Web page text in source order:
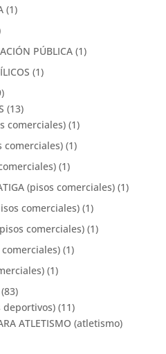
(1)
PÚBLICA (1)
(1)
(13)
comerciales) (1)
comerciales) (1)
(1)
(pisos comerciales) (1)
comerciales) (1)
comerciales) (1)
comerciales) (1)
(1)
(83)
deportivos) (11)
ATLETISMO (atletismo)